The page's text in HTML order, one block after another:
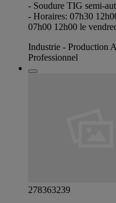
- Soudure TIG semi-
- Horaires: 07h30
07h00 12h00 le
Industrie - Production
Professionnel
278363239